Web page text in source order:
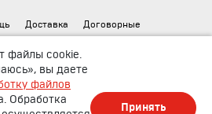
Доставка
Договорные
документы
файлы cookie.
вы даете
файлов
Обработка
Принять